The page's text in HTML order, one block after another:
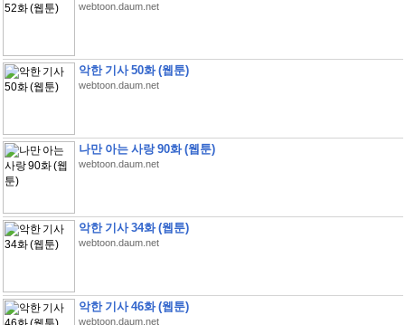
webtoon.daum.net
악한 기사 50화 (웹툰)
webtoon.daum.net
나만 아는 사랑 90화 (웹툰)
webtoon.daum.net
악한 기사 34화 (웹툰)
webtoon.daum.net
악한 기사 46화 (웹툰)
webtoon.daum.net